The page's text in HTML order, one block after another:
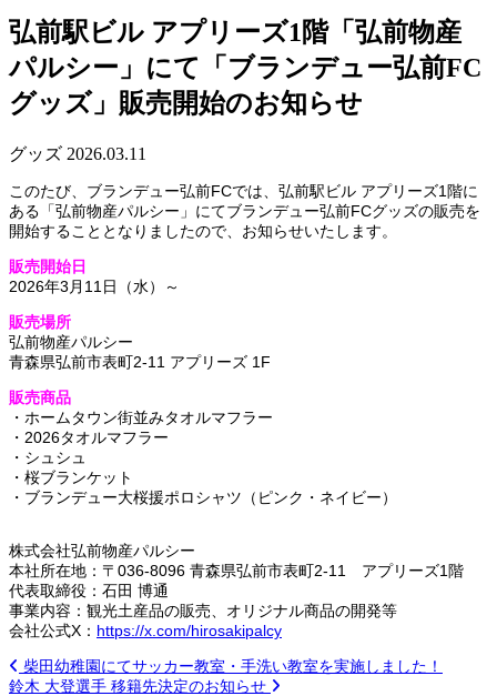
弘前駅ビル アプリーズ1階「弘前物産
パルシー」にて「ブランデュー弘前FC
グッズ」販売開始のお知らせ
グッズ 2026.03.11
このたび、ブランデュー弘前FCでは、弘前駅ビル アプリーズ1階に
ある「弘前物産パルシー」にてブランデュー弘前FCグッズの販売を
開始することとなりましたので、お知らせいたします。
販売開始日
2026年3月11日（水）～
販売場所
弘前物産パルシー
青森県弘前市表町2-11 アプリーズ 1F
販売商品
・ホームタウン街並みタオルマフラー
・2026タオルマフラー
・シュシュ
・桜ブランケット
・ブランデュー大桜援ポロシャツ（ピンク・ネイビー）
株式会社弘前物産パルシー
本社所在地：〒036-8096 青森県弘前市表町2-11 アプリーズ1階
代表取締役：石田 博通
事業内容：観光土産品の販売、オリジナル商品の開発等
会社公式X： https://x.com/hirosakipalcy
柴田幼稚園にてサッカー教室・手洗い教室を実施しました！
鈴木 大登選手 移籍先決定のお知らせ